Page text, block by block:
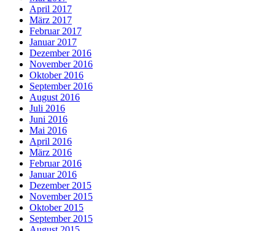
April 2017
März 2017
Februar 2017
Januar 2017
Dezember 2016
November 2016
Oktober 2016
September 2016
August 2016
Juli 2016
Juni 2016
Mai 2016
April 2016
März 2016
Februar 2016
Januar 2016
Dezember 2015
November 2015
Oktober 2015
September 2015